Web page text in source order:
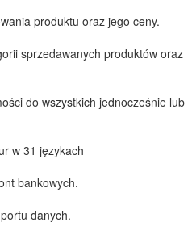
produktu oraz jego ceny.
sprzedawanych produktów oraz
do wszystkich jednocześnie lub
w 31 językach
bankowych.
danych.